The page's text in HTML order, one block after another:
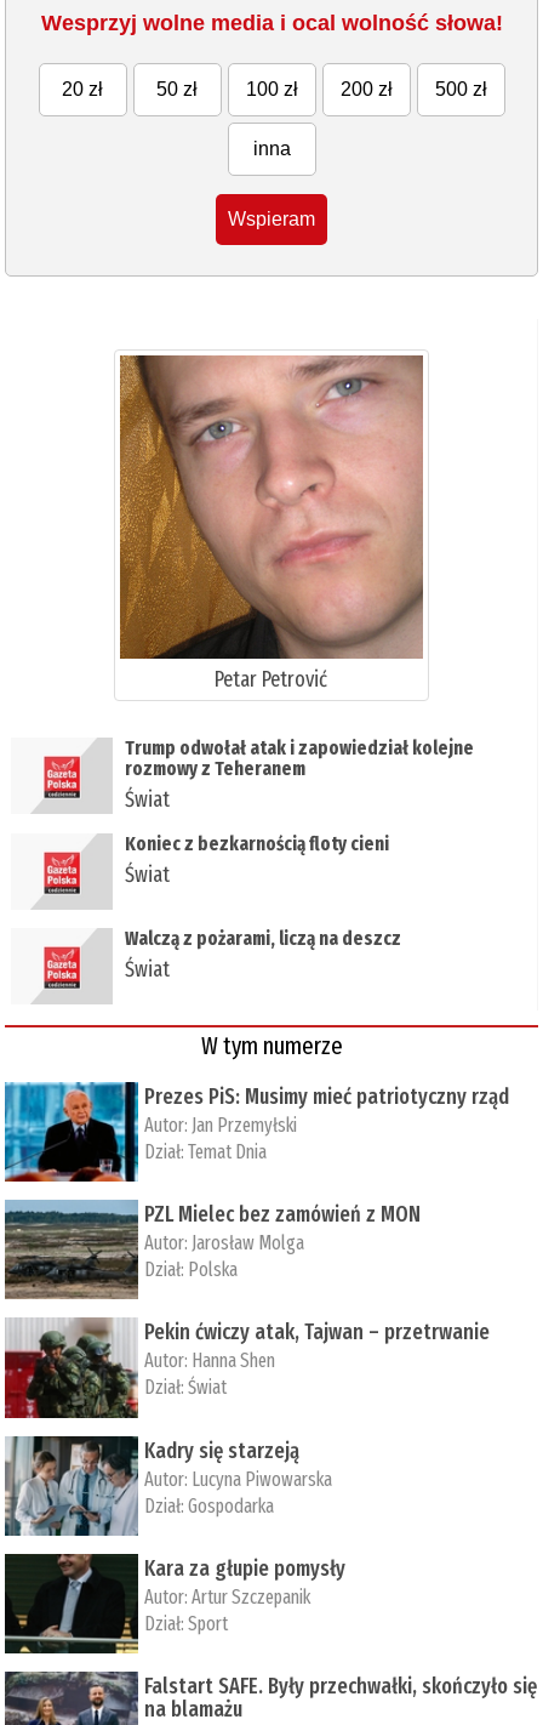
Wesprzyj wolne media i ocal wolność słowa!
20 zł 50 zł 100 zł 200 zł 500 zł
inna
Wspieram
Petar Petrović
Trump odwołał atak i zapowiedział kolejne
rozmowy z Teheranem
Świat
Koniec z bezkarnością floty cieni
Świat
Walczą z pożarami, liczą na deszcz
Świat
W tym numerze
Prezes PiS: Musimy mieć patriotyczny rząd
Autor: Jan Przemyłski
Dział:Temat Dnia
PZL Mielec bez zamówień z MON
Autor: Jarosław Molga
Dział: Polska
Pekin ćwiczy atak, Tajwan – przetrwanie
Autor: ­Hanna Shen
Dział:Świat
Kadry się starzeją
Autor: Lucyna Piwowarska
Dział:Gospodarka
Kara za głupie pomysły
Autor:Artur Szczepanik
Dział:Sport
Falstart SAFE. Były przechwałki, skończyło się
na blamażu